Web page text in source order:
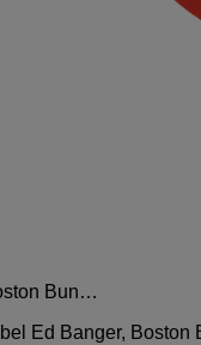
Bun…
Ed Banger,